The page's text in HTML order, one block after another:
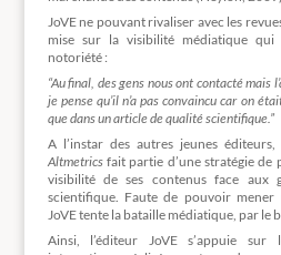
JoVE ne pouvant rivaliser avec les
mise sur la visibilité médiatique
notoriété :
“Au final, des gens nous ont contacté mais
je pense qu’il n’a pas convaincu car on
que dans un article de qualité scientifique.”
A l’instar des autres jeunes
Altmetricsfait partie d’une stratégie de
visibilité de ses contenus face aux
scientifique. Faute de pouvoir mener
JoVE tente la bataille médiatique, par le
Ainsi, l’éditeur JoVE s’appuie sur